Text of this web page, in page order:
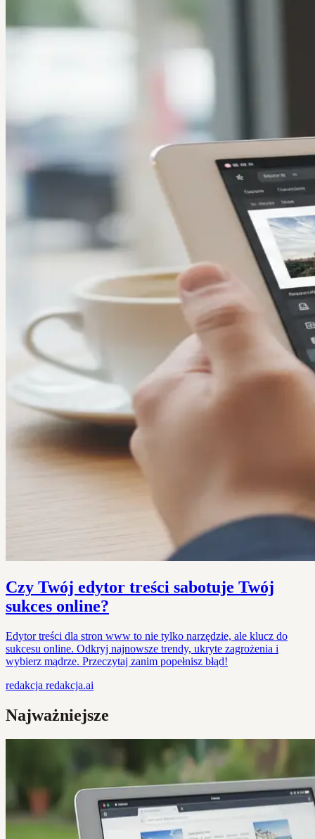
Czy Twój edytor treści sabotuje Twój
sukces online?
Edytor treści dla stron www to nie tylko narzędzie, ale klucz do
sukcesu online. Odkryj najnowsze trendy, ukryte zagrożenia i
wybierz mądrze. Przeczytaj zanim popełnisz błąd!
redakcja redakcja.ai
Najważniejsze